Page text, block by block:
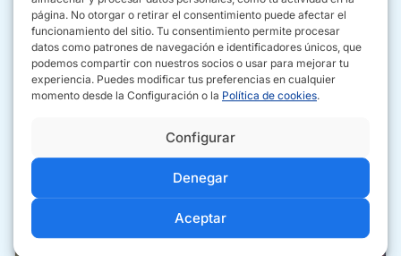
página. No otorgar o retirar el consentimiento puede afectar el
funcionamiento del sitio. Tu consentimiento permite procesar
datos como patrones de navegación e identificadores únicos, que
podemos compartir con nuestros socios o usar para mejorar tu
experiencia. Puedes modificar tus preferencias en cualquier
momento desde la Configuración o la Política de cookies.
Aceptar
Denegar
Configurar
Urbanización Aljarafe Alto, Local número 6 - B, 41800
Sanlúcar la Mayor, Sevilla
654 07 55 30
CÓMO IRLLAMAR